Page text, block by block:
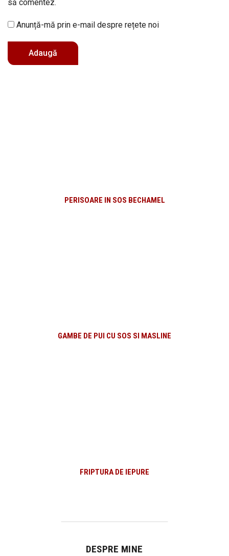
să comentez.
Anunță-mă prin e-mail despre rețete noi
PERISOARE IN SOS BECHAMEL
GAMBE DE PUI CU SOS SI MASLINE
FRIPTURA DE IEPURE
DESPRE MINE